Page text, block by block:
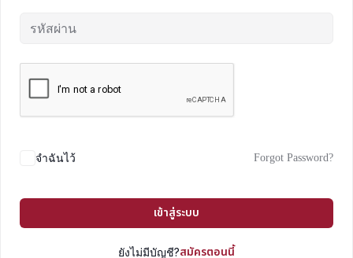
จำฉันไว้ Forgot Password?
เข้าสู่ระบบ
ยังไม่มีบัญชี?สมัครตอนนี้